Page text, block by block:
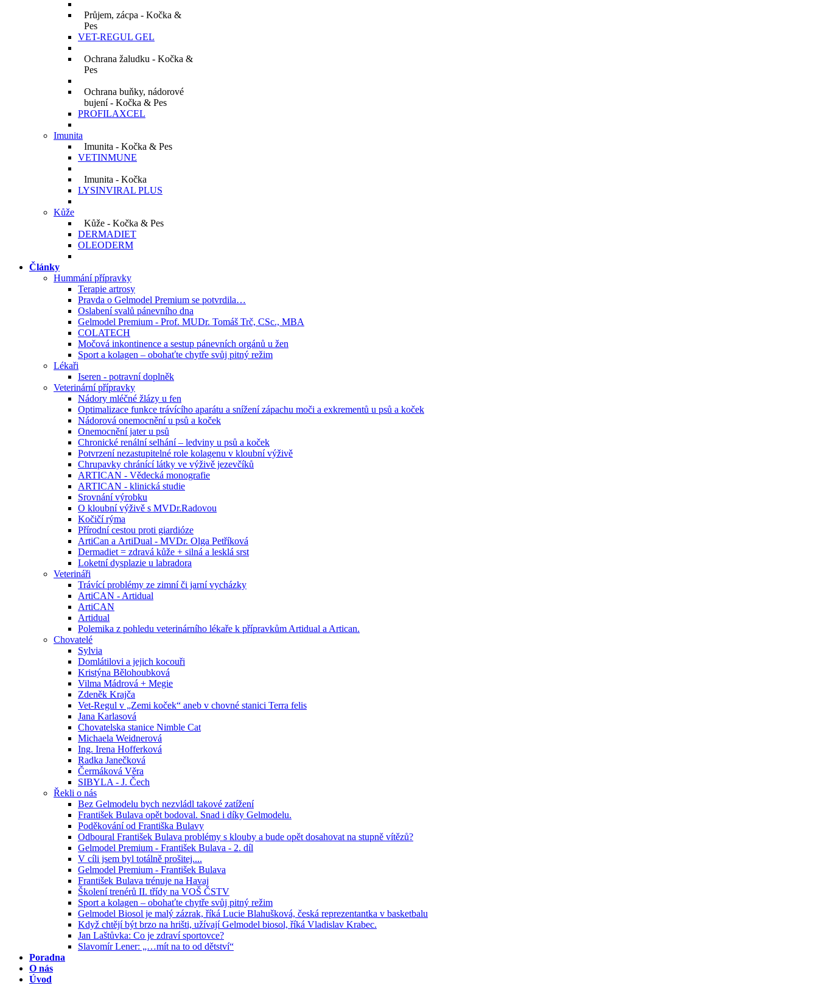
Průjem, zácpa - Kočka &
Pes
VET-REGUL GEL
Ochrana žaludku - Kočka &
Pes
Ochrana buňky, nádorové
bujení - Kočka & Pes
PROFILAXCEL
Imunita
Imunita - Kočka & Pes
VETINMUNE
Imunita - Kočka
LYSINVIRAL PLUS
Kůže
Kůže - Kočka & Pes
DERMADIET
OLEODERM
Články
Hummání přípravky
Terapie artrosy
Pravda o Gelmodel Premium se potvrdila…
Oslabení svalů pánevního dna
Gelmodel Premium - Prof. MUDr. Tomáš Trč, CSc., MBA
COLATECH
Močová inkontinence a sestup pánevních orgánů u žen
Sport a kolagen – obohaťte chytře svůj pitný režim
Lékaři
Iseren - potravní doplněk
Veterinární přípravky
Nádory mléčné žlázy u fen
Optimalizace funkce trávícího aparátu a snížení zápachu moči a exkrementů u psů a koček
Nádorová onemocnění u psů a koček
Onemocnění jater u psů
Chronické renální selhání – ledviny u psů a koček
Potvrzení nezastupitelné role kolagenu v kloubní výživě
Chrupavky chránící látky ve výživě jezevčíků
ARTICAN - Vědecká monografie
ARTICAN - klinická studie
Srovnání výrobku
O kloubní výživě s MVDr.Radovou
Kočičí rýma
Přírodní cestou proti giardióze
ArtiCan a ArtiDual - MVDr. Olga Petříková
Dermadiet = zdravá kůže + silná a lesklá srst
Loketní dysplazie u labradora
Veterináři
Trávící problémy ze zimní či jarní vycházky
ArtiCAN - Artidual
ArtiCAN
Artidual
Polemika z pohledu veterinárního lékaře k přípravkům Artidual a Artican.
Chovatelé
Sylvia
Domlátilovi a jejich kocouři
Kristýna Bělohoubková
Vilma Mádrová + Megie
Zdeněk Krajča
Vet-Regul v „Zemi koček“ aneb v chovné stanici Terra felis
Jana Karlasová
Chovatelska stanice Nimble Cat
Michaela Weidnerová
Ing. Irena Hofferková
Radka Janečková
Čermáková Věra
SIBYLA - J. Čech
Řekli o nás
Bez Gelmodelu bych nezvládl takové zatížení
František Bulava opět bodoval. Snad i díky Gelmodelu.
Poděkování od Františka Bulavy
Odboural František Bulava problémy s klouby a bude opět dosahovat na stupně vítězů?
Gelmodel Premium - František Bulava - 2. díl
V cíli jsem byl totálně prošitej....
Gelmodel Premium - František Bulava
František Bulava trénuje na Havaj
Školení trenérů II. třídy na VOŠ ČSTV
Sport a kolagen – obohaťte chytře svůj pitný režim
Gelmodel Biosol je malý zázrak, říká Lucie Blahušková, česká reprezentantka v basketbalu
Když chtějí být brzo na hrišti, užívají Gelmodel biosol, říká Vladislav Krabec.
Jan Laštůvka: Co je zdraví sportovce?
Slavomír Lener: „…mít na to od dětství“
Poradna
O nás
Úvod